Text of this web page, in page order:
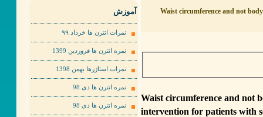
Waist circumference and not
Waist circumference and not
intervention for patients with
آموزش
نمرات انترن ها خرداد ٩٩
نمره انترن ها فروردین 1399
نمرات استاژرها بهمن 1398
نمره انترن ها دی 98
نمره انترن ها دی 98